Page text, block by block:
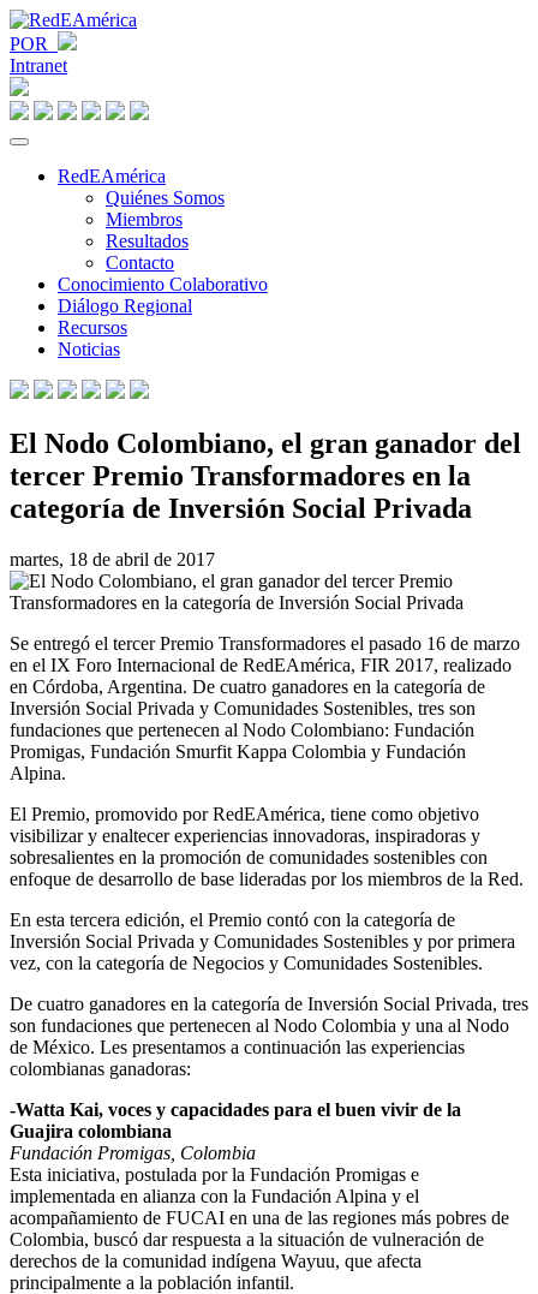
POR
Intranet
RedEAmérica
Quiénes Somos
Miembros
Resultados
Contacto
Conocimiento Colaborativo
Diálogo Regional
Recursos
Noticias
El Nodo Colombiano, el gran ganador del
tercer Premio Transformadores en la
categoría de Inversión Social Privada
martes, 18 de abril de 2017
Se entregó el tercer Premio Transformadores el pasado 16 de marzo
en el IX Foro Internacional de RedEAmérica, FIR 2017, realizado
en Córdoba, Argentina. De cuatro ganadores en la categoría de
Inversión Social Privada y Comunidades Sostenibles, tres son
fundaciones que pertenecen al Nodo Colombiano: Fundación
Promigas, Fundación Smurfit Kappa Colombia y Fundación
Alpina.
El Premio, promovido por RedEAmérica, tiene como objetivo
visibilizar y enaltecer experiencias innovadoras, inspiradoras y
sobresalientes en la promoción de comunidades sostenibles con
enfoque de desarrollo de base lideradas por los miembros de la Red.
En esta tercera edición, el Premio contó con la categoría de
Inversión Social Privada y Comunidades Sostenibles y por primera
vez, con la categoría de Negocios y Comunidades Sostenibles.
De cuatro ganadores en la categoría de Inversión Social Privada, tres
son fundaciones que pertenecen al Nodo Colombia y una al Nodo
de México. Les presentamos a continuación las experiencias
colombianas ganadoras:
-Watta Kai, voces y capacidades para el buen vivir de la
Guajira colombiana
Fundación Promigas, Colombia
Esta iniciativa, postulada por la Fundación Promigas e
implementada en alianza con la Fundación Alpina y el
acompañamiento de FUCAI en una de las regiones más pobres de
Colombia, buscó dar respuesta a la situación de vulneración de
derechos de la comunidad indígena Wayuu, que afecta
principalmente a la población infantil.